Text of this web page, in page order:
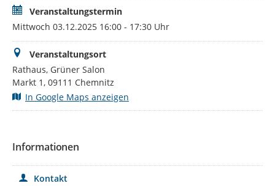
Veranstaltungstermin
Mittwoch 03.12.2025 16:00 - 17:30 Uhr
Veranstaltungsort
Rathaus, Grüner Salon
Markt 1, 09111 Chemnitz
In Google Maps anzeigen
Informationen
Kontakt